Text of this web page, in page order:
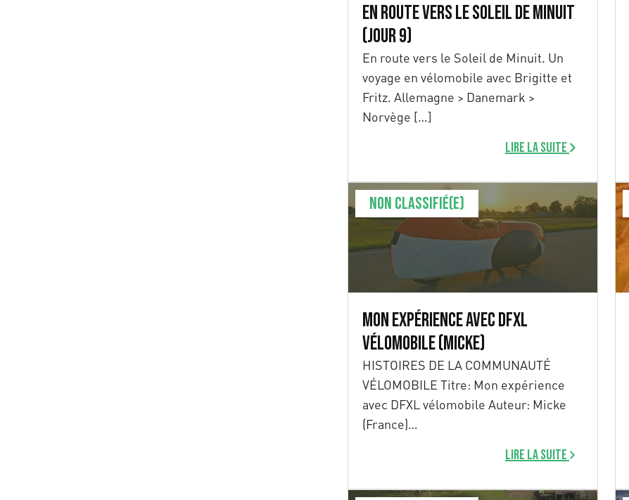
En route vers le Soleil de Minuit
(Jour 9)
En route vers le Soleil de Minuit. Un
voyage en vélomobile avec Brigitte et
Fritz. Allemagne > Danemark >
Norvège […]
Lire la suite
Non classifié(e)
Mon expérience avec DFXL
vélomobile (Micke)
HISTOIRES DE LA COMMUNAUTÉ
VÉLOMOBILE Titre: Mon expérience
avec DFXL vélomobile Auteur: Micke
(France)
…………………………………………….. Voilà
Lire la suite